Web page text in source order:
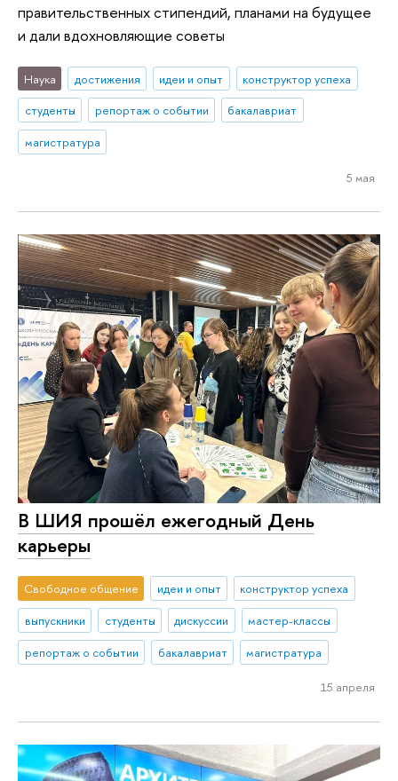
правительственных стипендий, планами на будущее
и дали вдохновляющие советы
Наука достижения идеи и опыт
конструктор успеха
студенты
репортаж о событии
бакалавриат
магистратура
5 мая
В ШИЯ прошёл ежегодный День
карьеры
Свободное общение идеи и опыт
конструктор успеха
выпускники
студенты дискуссии
мастер-классы
репортаж о событии
бакалавриат магистратура
15 апреля